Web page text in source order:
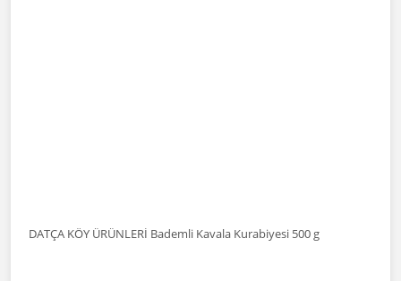
DATÇA KÖY ÜRÜNLERİ Bademli Kavala Kurabiyesi 500 g